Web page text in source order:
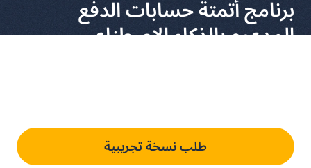
برنامج أتمتة حسابات الدفع
المدعوم بالذكاء الاصطناعي
طلب نسخة تجريبية